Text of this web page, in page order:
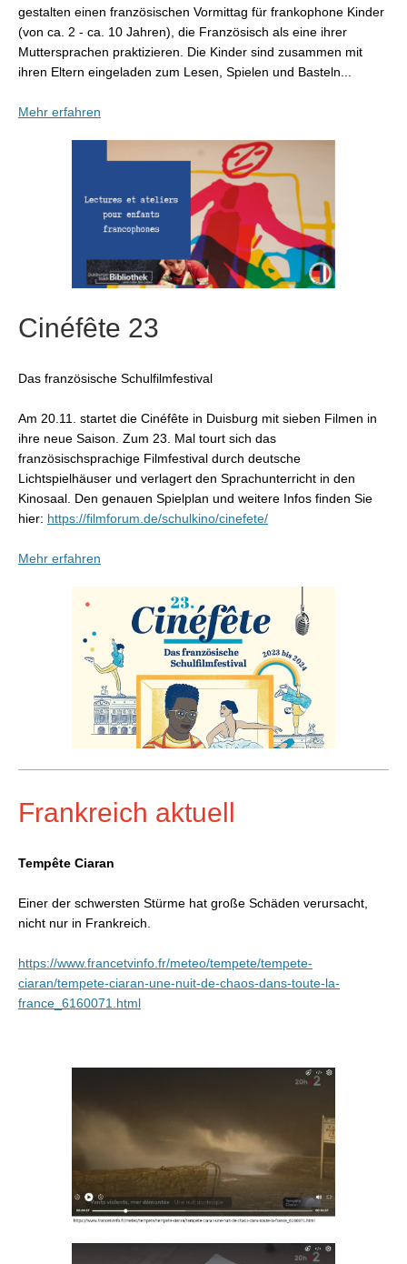
gestalten einen französischen Vormittag für frankophone Kinder
(von ca. 2 - ca. 10 Jahren), die Französisch als eine ihrer
Muttersprachen praktizieren. Die Kinder sind zusammen mit
ihren Eltern eingeladen zum Lesen, Spielen und Basteln...
Mehr erfahren
Cinéfête 23
Das französische Schulfilmfestival
Am 20.11. startet die Cinéfête in Duisburg mit sieben Filmen in
ihre neue Saison. Zum 23. Mal tourt sich das
französischsprachige Filmfestival durch deutsche
Lichtspielhäuser und verlagert den Sprachunterricht in den
Kinosaal. Den genauen Spielplan und weitere Infos finden Sie
hier: https://filmforum.de/schulkino/cinefete/
Mehr erfahren
Frankreich aktuell
Tempête Ciaran
Einer der schwersten Stürme hat große Schäden verursacht,
nicht nur in Frankreich.
https://www.francetvinfo.fr/meteo/tempete/tempete-
ciaran/tempete-ciaran-une-nuit-de-chaos-dans-toute-la-
france_6160071.html